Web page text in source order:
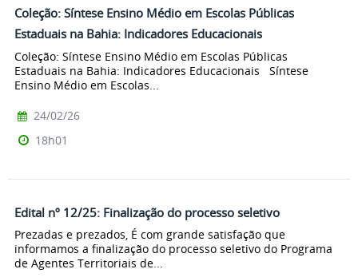
Coleção: Síntese Ensino Médio em Escolas Públicas
Estaduais na Bahia: Indicadores Educacionais
Coleção: Síntese Ensino Médio em Escolas Públicas
Estaduais na Bahia: Indicadores Educacionais Síntese
Ensino Médio em Escolas...
24/02/26
18h01
Edital nº 12/25: Finalização do processo seletivo
Prezadas e prezados, É com grande satisfação que
informamos a finalização do processo seletivo do Programa
de Agentes Territoriais de...